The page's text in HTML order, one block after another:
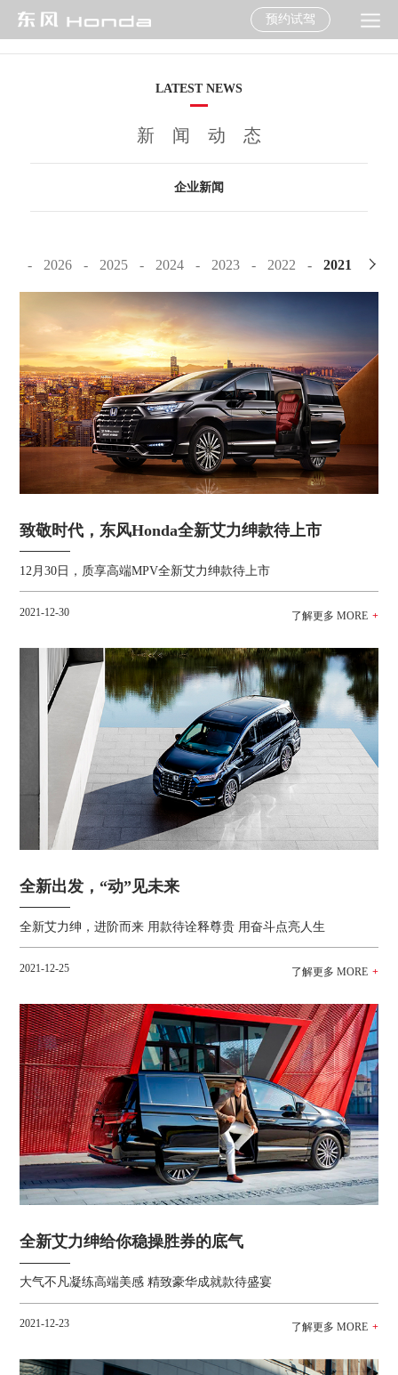
预约试驾
LATEST NEWS
新闻动态
企业新闻
2026 2025 2024 2023 2022
2021
2020
2019 2018 2017 2016
2015
2014
2012 2011 2010
2008
2007 2006 2005 2004 2003
致敬时代，东风Honda全新艾力绅款待上市
12月30日，质享高端MPV全新艾力绅款待上市
2021-12-30
全新出发，“动”见未来
全新艾力绅，进阶而来 用款待诠释尊贵 用奋斗点亮人生
2021-12-25
全新艾力绅给你稳操胜券的底气
大气不凡凝练高端美感 精致豪华成就款待盛宴
2021-12-23